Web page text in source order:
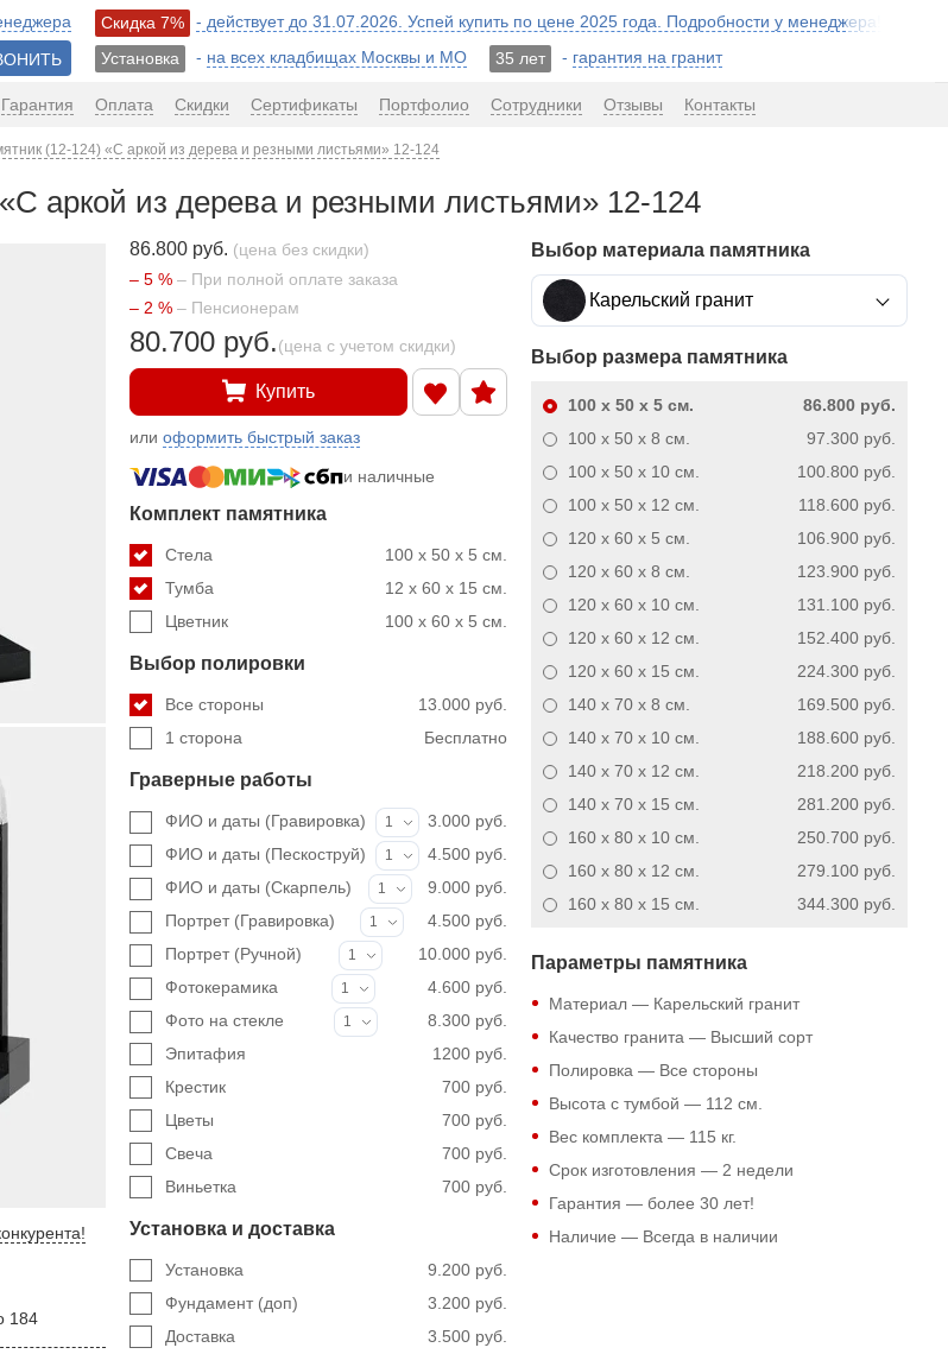
Скидка 7%
- действует до 31.07.2026. Успей купить по цене 2025 года. Подробности у менеджера!
Установка
- на всех кладбищах Москвы и МО 35 лет - гарантия на гранит
Гарантия Оплата Скидки Сертификаты Портфолио Сотрудники Отзывы Контакты
(12-124) «С аркой из дерева и резными листьями» 12-124
аркой из дерева и резными листьями» 12-124
!
184
86.800 руб. (цена без скидки)
– 5 % – При полной оплате заказа
– 2 % – Пенсионерам
80.700 руб.(цена с учетом скидки)
Купить
илиоформить быстрый заказ
и наличные
Комплект памятника
100 x 50 x 5 см.
Стела
12 x 60 x 15 см.
Тумба
100 x 60 x 5 см.
Цветник
Выбор полировки
13.000 руб.
Все стороны
Бесплатно
1 сторона
Граверные работы
ФИО и даты (Гравировка) 1
3.000 руб.
ФИО и даты (Пескоструй)
1
4.500 руб.
ФИО и даты (Скарпель)
1
9.000 руб.
Портрет (Гравировка)
1
4.500 руб.
Портрет (Ручной)
1
10.000 руб.
Фотокерамика
1
4.600 руб.
Фото на стекле
1
8.300 руб.
1200 руб.
Эпитафия
700 руб.
Крестик
700 руб.
Цветы
700 руб.
Свеча
700 руб.
Виньетка
Установка и доставка
9.200 руб.
Установка
3.200 руб.
Фундамент (доп)
3.500 руб.
Доставка
Выбор материала памятника
Карельский гранит
Выбор размера памятника
86.800 руб.
100 x 50 x 5см.
97.300 руб.
100 x 50 x 8 см.
100.800 руб.
100 x 50 x 10см.
118.600 руб.
100 x 50 x 12 см.
106.900 руб.
120 x 60 x 5 см.
123.900 руб.
120 x 60 x 8 см.
131.100 руб.
120 x 60 x 10см.
152.400 руб.
120 x 60 x 12 см.
224.300 руб.
120 x 60 x 15 см.
169.500 руб.
140 x 70 x 8 см.
188.600 руб.
140 x 70 x 10см.
218.200 руб.
140 x 70 x 12 см.
281.200 руб.
140 x 70 x 15 см.
250.700 руб.
160 x 80 x 10см.
279.100 руб.
160 x 80 x 12 см.
344.300 руб.
160 x 80 x 15 см.
Параметры памятника
Материал — Карельский гранит
Качество гранита — Высший сорт
Полировка — Все стороны
Высота с тумбой — 112 см.
Вес комплекта — 115 кг.
Срок изготовления — 2 недели
Гарантия — более 30 лет!
Наличие — Всегда в наличии